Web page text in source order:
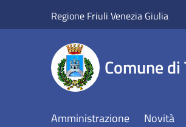
Regione Friuli Venezia Giulia
Comune
Amministrazione Novità